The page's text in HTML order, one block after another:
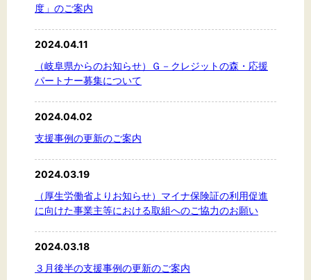
度」のご案内
2024.04.11
（岐阜県からのお知らせ）Ｇ－クレジットの森・応援
パートナー募集について
2024.04.02
支援事例の更新のご案内
2024.03.19
（厚生労働省よりお知らせ）マイナ保険証の利用促進
に向けた事業主等における取組へのご協力のお願い
2024.03.18
３月後半の支援事例の更新のご案内